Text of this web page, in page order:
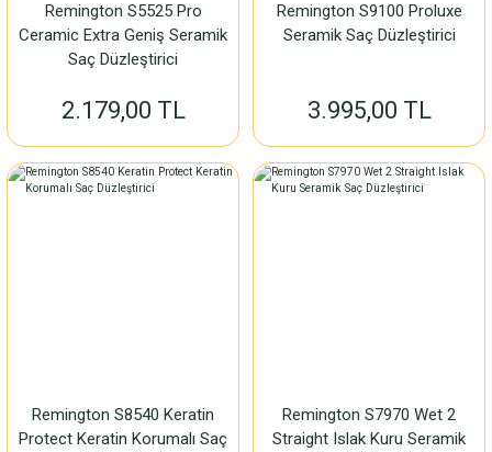
Remington S5525 Pro
Ceramic Extra Geniş Seramik
Saç Düzleştirici
2.179,00 TL
Remington S9100 Proluxe
Seramik Saç Düzleştirici
3.995,00 TL
Remington S8540 Keratin
Protect Keratin Korumalı Saç
Remington S7970 Wet 2
Straight Islak Kuru Seramik